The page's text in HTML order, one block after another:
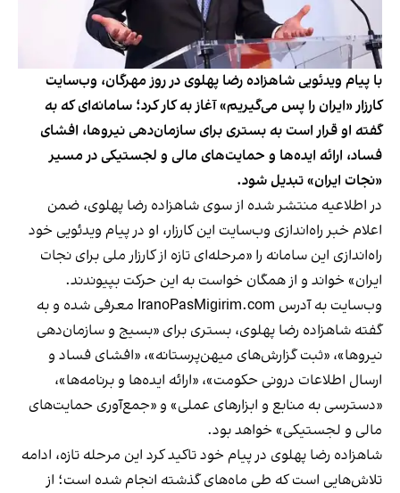
با پیام ویدئویی شاهزاده رضا پهلوی در روز مهرگان، وب‌سایت
کارزار «ایران را پس می‌گیریم» آغاز به کار کرد؛ سامانه‌ای که به
گفته او قرار است به بستری برای سازمان‌دهی نیروها، افشای
فساد، ارائه ایده‌ها و حمایت‌های مالی و لجستیکی در مسیر
«نجات ایران» تبدیل شود.
در اطلاعیه منتشر شده از سوی شاهزاده رضا پهلوی، ضمن
اعلام خبر راه‌اندازی وب‌سایت این کارزار، او در پیام ویدئویی خود
راه‌اندازی این سامانه را «مرحله‌ای تازه از کارزار ملی برای نجات
ایران» خواند و از همگان خواست به این حرکت بپیوندند.
وب‌سایت به آدرس IranoPasMigirim.com معرفی شده و به
گفته شاهزاده رضا پهلوی، بستری برای «بسیج و سازمان‌دهی
نیروها»، «ثبت گزارش‌های میهن‌پرستانه»، «افشای فساد و
ارسال اطلاعات درونی حکومت»، «ارائه ایده‌ها و برنامه‌ها»،
«دسترسی به منابع و ابزارهای عملی» و «جمع‌آوری حمایت‌های
مالی و لجستیکی» خواهد بود.
شاهزاده رضا پهلوی در پیام خود تاکید کرد این مرحله تازه، ادامه
تلاش‌هایی است که طی ماه‌های گذشته انجام شده است؛ از